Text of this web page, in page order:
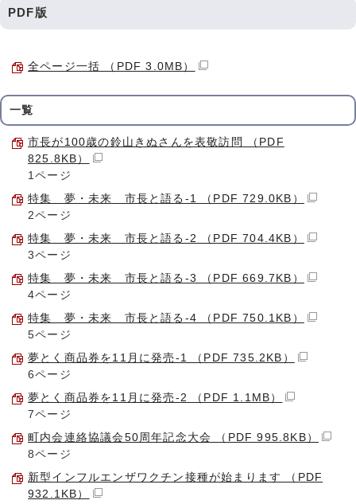
PDF版
全ページ一括 （PDF 3.0MB）
一覧
市長が100歳の鈴山きぬさんを表敬訪問 （PDF
825.8KB）
1ページ
特集 夢・未来 市長と語る-1 （PDF 729.0KB）
2ページ
特集 夢・未来 市長と語る-2 （PDF 704.4KB）
3ページ
特集 夢・未来 市長と語る-3 （PDF 669.7KB）
4ページ
特集 夢・未来 市長と語る-4 （PDF 750.1KB）
5ページ
夢とく商品券を11月に発売-1 （PDF 735.2KB）
6ページ
夢とく商品券を11月に発売-2 （PDF 1.1MB）
7ページ
町内会連絡協議会50周年記念大会 （PDF 995.8KB）
8ページ
新型インフルエンザワクチン接種が始まります （PDF
932.1KB）